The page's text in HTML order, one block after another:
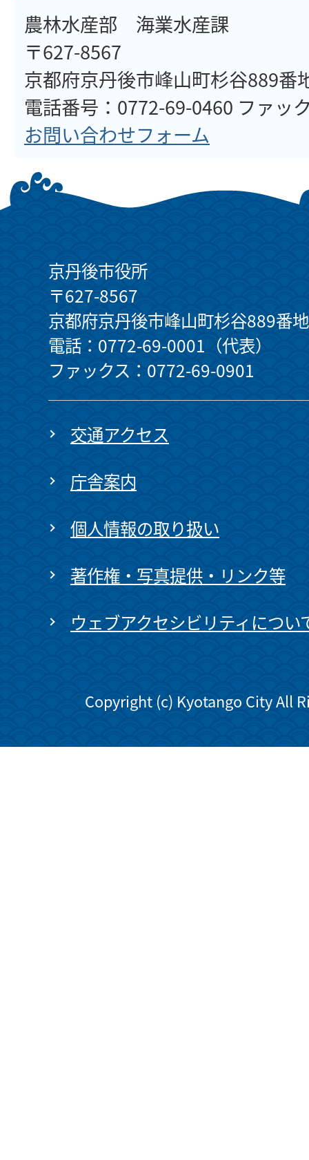
農林水産部 海業水産課
〒627-8567
京都府京丹後市峰山町杉谷889番
電話番号：0772-69-0460 ファッ
お問い合わせフォーム
京丹後市役所
〒627-8567
京都府京丹後市峰山町杉谷889番地
電話：0772-69-0001（代表）
ファックス：0772-69-0901
交通アクセス
庁舎案内
個人情報の取り扱い
著作権・写真提供・リンク等
ウェブアクセシビリティについ
Copyright (c) Kyotango City All